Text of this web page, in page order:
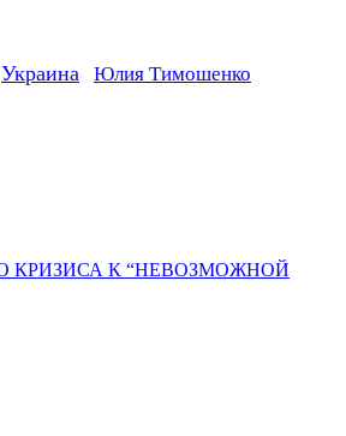
Украина Юлия Тимошенко
КРИЗИСА К “НЕВОЗМОЖНОЙ